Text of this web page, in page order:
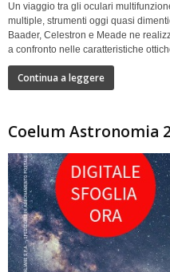
Un viaggio tra gli oculari
multiple, strumenti oggi quasi
Baader, Celestron e Meade ne
a confronto nelle caratteristiche
Continua a leggere
Coelum Astronomia